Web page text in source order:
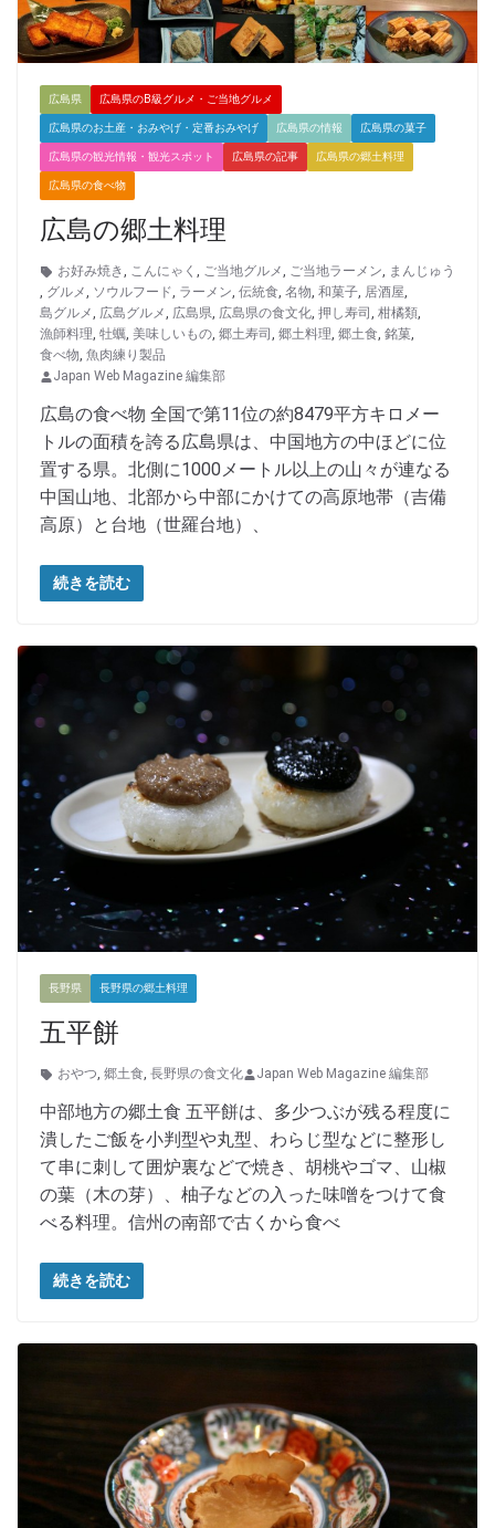
広島県 広島県のB級グルメ・ご当地グルメ
広島県のお土産・おみやげ・定番おみやげ 広島県の情報 広島県の菓子
広島県の観光情報・観光スポット 広島県の記事 広島県の郷土料理
広島県の食べ物
広島の郷土料理
お好み焼き, こんにゃく , ご当地グルメ, ご当地ラーメン, まんじゅう
, グルメ, ソウルフード, ラーメン, 伝統食, 名物, 和菓子, 居酒屋,
島グルメ, 広島グルメ, 広島県, 広島県の食文化, 押し寿司 , 柑橘類,
漁師料理, 牡蠣, 美味しいもの, 郷土寿司 , 郷土料理, 郷土食, 銘菓,
食べ物, 魚肉練り製品
Japan Web Magazine 編集部
広島の食べ物 全国で第11位の約8479平方キロメー
トルの面積を誇る広島県は、中国地方の中ほどに位
置する県。北側に1000メートル以上の山々が連なる
中国山地、北部から中部にかけての高原地帯（吉備
高原）と台地（世羅台地）、
続きを読む
長野県 長野県の郷土料理
五平餅
おやつ, 郷土食, 長野県の食文化 Japan Web Magazine 編集部
中部地方の郷土食 五平餅は、多少つぶが残る程度に
潰したご飯を小判型や丸型、わらじ型などに整形し
て串に刺して囲炉裏などで焼き、胡桃やゴマ、山椒
の葉（木の芽）、柚子などの入った味噌をつけて食
べる料理。信州の南部で古くから食べ
続きを読む